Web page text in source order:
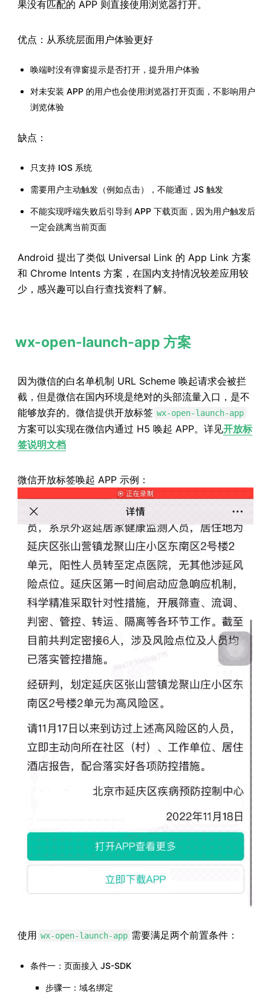
果没有匹配的 APP 则直接使用浏览器打开。
优点：从系统层面用户体验更好
唤端时没有弹窗提示是否打开，提升用户体验
对未安装 APP 的用户也会使用浏览器打开页面，不影响用户
浏览体验
缺点：
只支持 IOS 系统
需要用户主动触发（例如点击），不能通过 JS 触发
不能实现呼端失败后引导到 APP 下载页面，因为用户触发后
一定会跳离当前页面
Android 提出了类似 Universal Link 的 App Link 方案
和 Chrome Intents 方案，在国内支持情况较差应用较
少，感兴趣可以自行查找资料了解。
wx-open-launch-app 方案
因为微信的白名单机制 URL Scheme 唤起请求会被拦
截，但是微信在国内环境是绝对的头部流量入口，是不
能够放弃的。微信提供开放标签 wx-open-launch-app
方案可以实现在微信内通过 H5 唤起 APP。详见开放标
签说明文档
微信开放标签唤起 APP 示例：
使用 wx-open-launch-app 需要满足两个前置条件：
条件一：页面接入 JS-SDK
步骤一：域名绑定